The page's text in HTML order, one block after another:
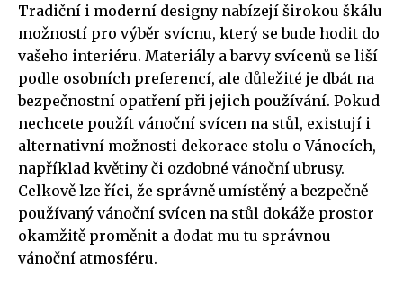
Tradiční i moderní designy nabízejí širokou škálu
možností pro výběr svícnu, který se bude hodit do
vašeho interiéru. Materiály a barvy svícenů se liší
podle osobních preferencí, ale důležité je dbát na
bezpečnostní opatření při jejich používání. Pokud
nechcete použít vánoční svícen na stůl, existují i
alternativní možnosti dekorace stolu o Vánocích,
například květiny či ozdobné vánoční ubrusy.
Celkově lze říci, že správně umístěný a bezpečně
používaný vánoční svícen na stůl dokáže prostor
okamžitě proměnit a dodat mu tu správnou
vánoční atmosféru.